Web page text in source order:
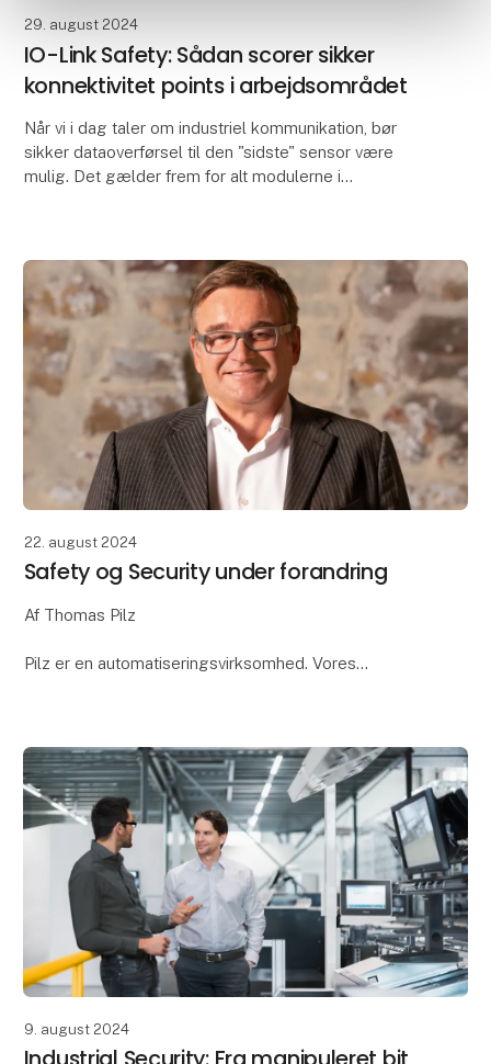
29. august 2024
IO-Link Safety: Sådan scorer sikker
konnektivitet points i arbejdsområdet
Når vi i dag taler om industriel kommunikation, bør
sikker dataoverførsel til den "sidste" sensor være
mulig. Det gælder frem for alt modulerne i
22. august 2024
Safety og Security under forandring
Af Thomas Pilz
Pilz er en automatiseringsvirksomhed. Vores
9. august 2024